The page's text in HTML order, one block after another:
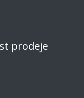
prodeje